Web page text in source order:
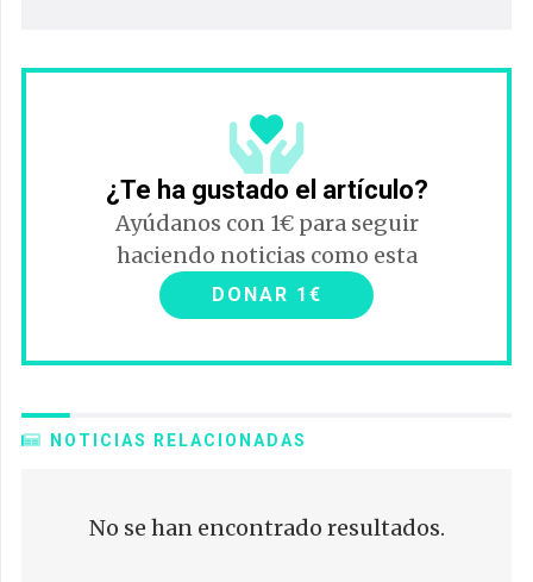
¿Te ha gustado el artículo?
Ayúdanos con 1€ para seguir
haciendo noticias como esta
DONAR 1€
NOTICIAS RELACIONADAS
No se han encontrado resultados.